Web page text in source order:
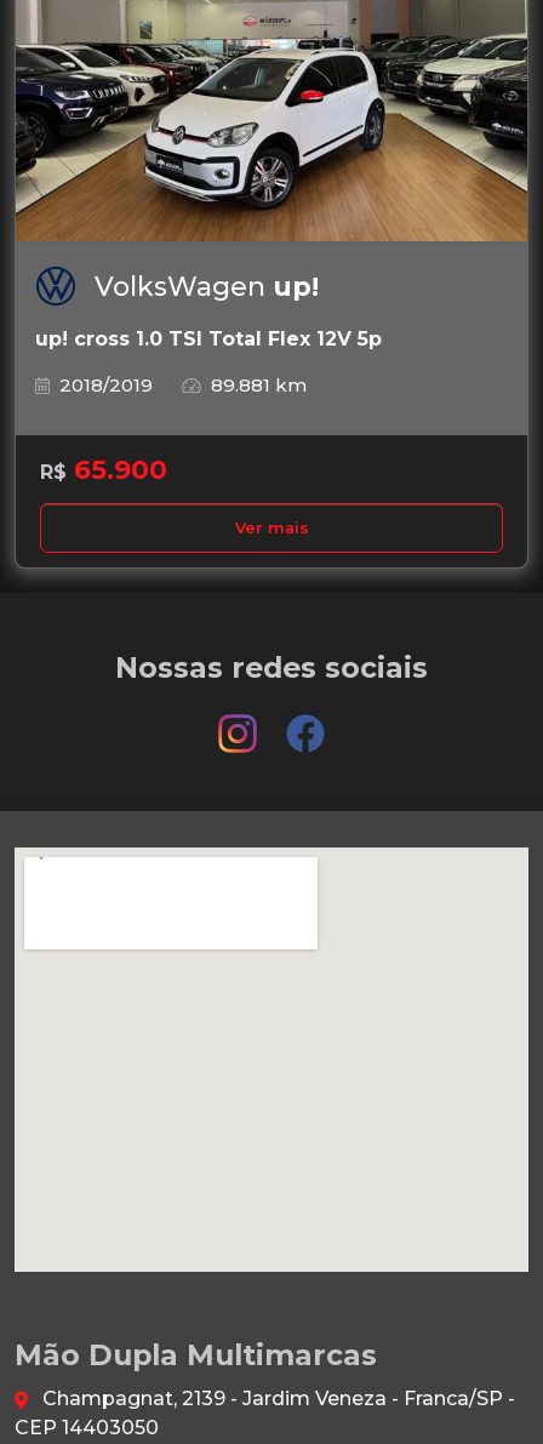
VolksWagen up!
up! cross 1.0 TSI Total Flex 12V 5p
2018/2019
89.881 km
R$ 65.900
Ver mais
Nossas redes sociais
Mão Dupla Multimarcas
Champagnat, 2139 - Jardim Veneza - Franca/SP -
CEP 14403050